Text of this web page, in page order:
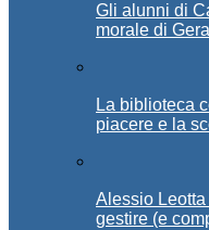
Gli alunni di
morale di
La biblioteca
piacere e la
Alessio
gestire (e